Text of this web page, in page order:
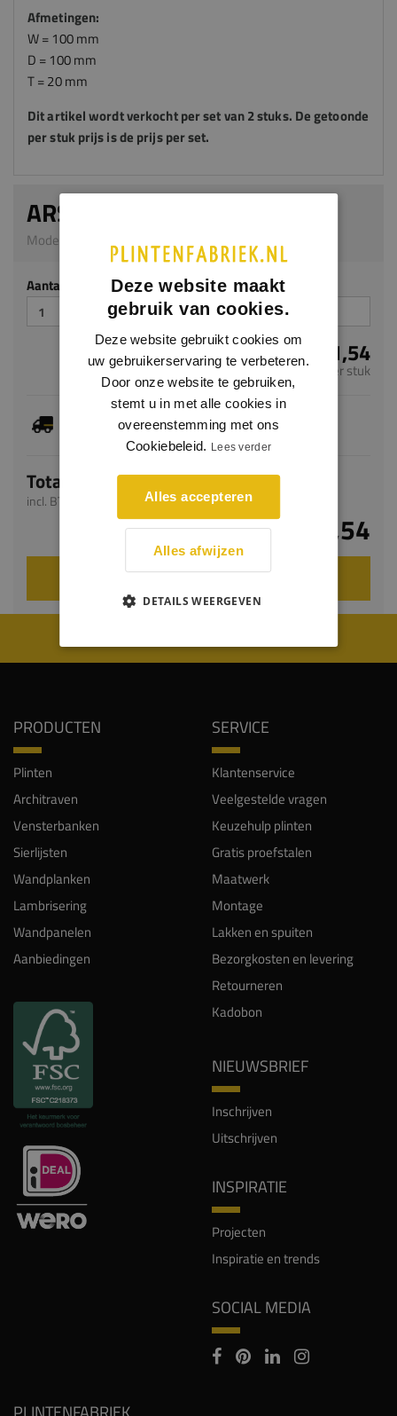
Afmetingen:
W = 100 mm
D = 100 mm
T = 20 mm
Dit artikel wordt verkocht per set van 2 stuks. De getoonde
per stuk prijs is de prijs per set.
ARSTYL R13
Model AS39 | 20 x 100 x 100 mm | PU
Aantal stuks
€ 31,54
per stuk
Je hebt gekozen voor maatwerk, de verwachte
levertijd bedraagt 8-10 werkdagen
Totaal
incl. BTW
€ 31,54
VOEG TOE AAN WINKELWAGEN
PRODUCTEN
Plinten
Architraven
Vensterbanken
Sierlijsten
Wandplanken
Lambrisering
Wandpanelen
Aanbiedingen
SERVICE
Klantenservice
Veelgestelde vragen
Keuzehulp plinten
Gratis proefstalen
Maatwerk
Montage
Lakken en spuiten
Bezorgkosten en levering
Retourneren
Kadobon
NIEUWSBRIEF
Inschrijven
Uitschrijven
INSPIRATIE
Projecten
Inspiratie en trends
SOCIAL MEDIA
Deze website maakt
gebruik van cookies.
Deze website gebruikt cookies om
uw gebruikerservaring te verbeteren.
Door onze website te gebruiken,
stemt u in met alle cookies in
overeenstemming met ons
Cookiebeleid. Lees verder
Alles accepteren
Alles afwijzen
DETAILS WEERGEVEN